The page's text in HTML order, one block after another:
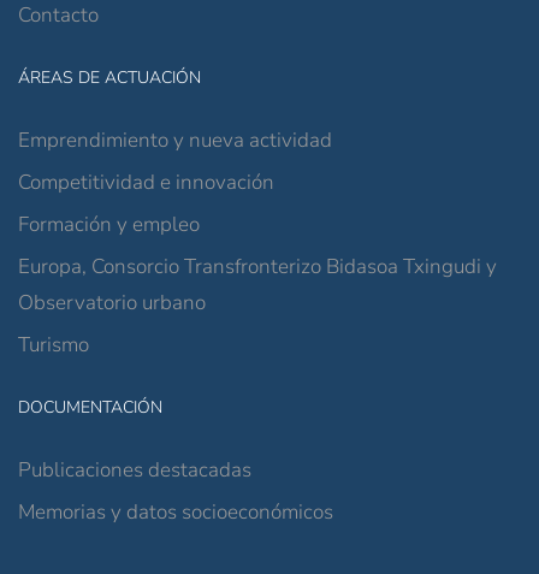
Contacto
ÁREAS DE ACTUACIÓN
Emprendimiento y nueva actividad
Competitividad e innovación
Formación y empleo
Europa, Consorcio Transfronterizo Bidasoa Txingudi y
Observatorio urbano
Turismo
DOCUMENTACIÓN
Publicaciones destacadas
Memorias y datos socioeconómicos